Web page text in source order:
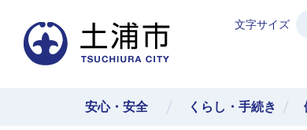
文字サイズ
安心・安全 くらし・手続き